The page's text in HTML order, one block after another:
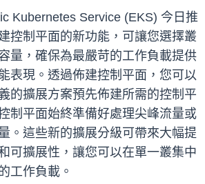
Kubernetes Service (EKS) 今日推
控制平面的新功能，可讓您選擇叢
量，確保為最嚴苛的工作負載提供
表現。透過佈建控制平面，您可以
的擴展方案預先佈建所需的控制平
制平面始終準備好處理尖峰流量或
。這些新的擴展分級可帶來大幅提
可擴展性，讓您可以在單一叢集中
工作負載。